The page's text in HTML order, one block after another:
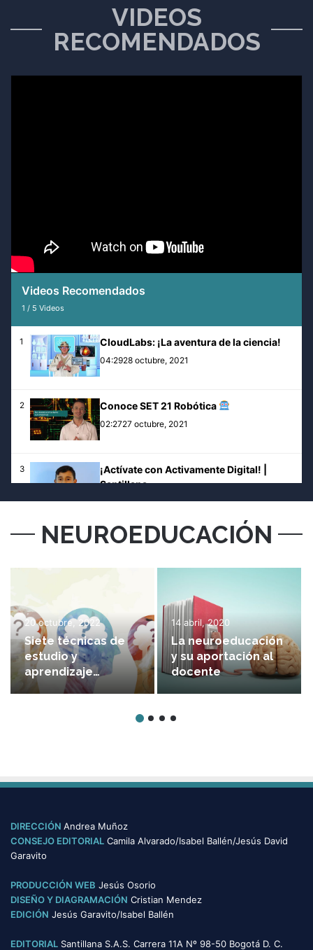
VIDEOS
RECOMENDADOS
Videos Recomendados
1 / 5 Videos
1 CloudLabs: ¡La aventura de la ciencia!
04:2928 octubre, 2021
2 Conoce SET 21 Robótica
02:2727 octubre, 2021
3
¡Actívate con Activamente Digital! |
Santillana
02:118 febrero, 2022
4
¡Así aprenden del mundo las nuevas
02:41 19 mayo, 2022
Aprender es una gran experiencia | UNOi
03:13 3 febrero, 2022
NEUROEDUCACIÓN
20 octubre, 2022
Siete técnicas de
estudio y
aprendizaje
efectivas
14 abril, 2020
La neuroeducación
y su aportación al
docente
DIRECCIÓN Andrea Muñoz
CONSEJO EDITORIAL Camila Alvarado/Isabel Ballén/Jesús David
Garavito
PRODUCCIÓN WEB Jesús Osorio
DISEÑO Y DIAGRAMACIÓN Cristian Mendez
EDICIÓN Jesús Garavito/Isabel Ballén
EDITORIAL Santillana S.A.S. Carrera 11A Nº 98-50 Bogotá D. C.